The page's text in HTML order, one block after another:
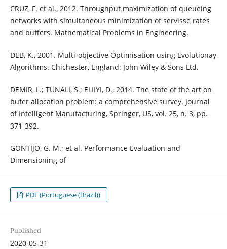
CRUZ, F. et al., 2012. Throughput maximization of queueing
networks with simultaneous minimization of servisse rates
and buffers. Mathematical Problems in Engineering.
DEB, K., 2001. Multi-objective Optimisation using Evolutionay
Algorithms. Chichester, England: John Wiley & Sons Ltd.
DEMIR, L.; TUNALI, S.; ELIIYI, D., 2014. The state of the art on
bufer allocation problem: a comprehensive survey. Journal
of Intelligent Manufacturing, Springer, US, vol. 25, n. 3, pp.
371-392.
GONTIJO, G. M.; et al. Performance Evaluation and
Dimensioning of
PDF (Portuguese (Brazil))
Published
2020-05-31